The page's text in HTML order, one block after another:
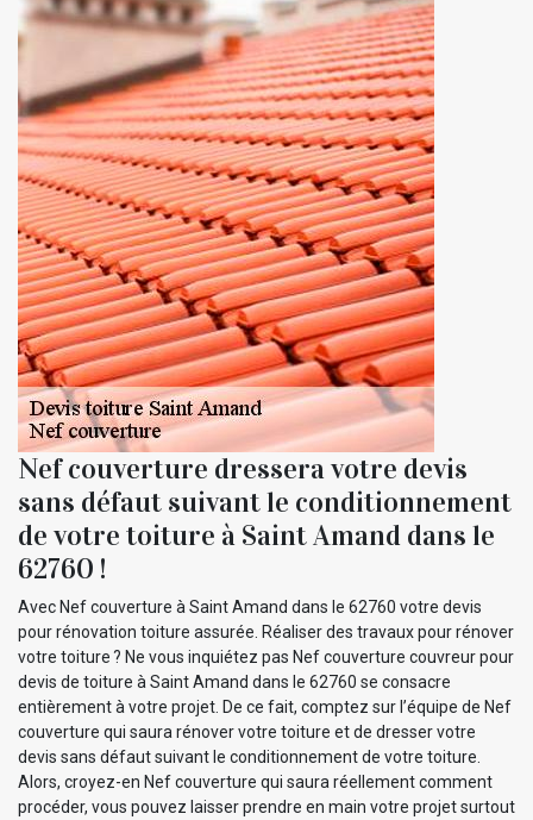
Nef couverture dressera votre devis
sans défaut suivant le conditionnement
de votre toiture à Saint Amand dans le
62760 !
Avec Nef couverture à Saint Amand dans le 62760 votre devis
pour rénovation toiture assurée. Réaliser des travaux pour rénover
votre toiture ? Ne vous inquiétez pas Nef couverture couvreur pour
devis de toiture à Saint Amand dans le 62760 se consacre
entièrement à votre projet. De ce fait, comptez sur l’équipe de Nef
couverture qui saura rénover votre toiture et de dresser votre
devis sans défaut suivant le conditionnement de votre toiture.
Alors, croyez-en Nef couverture qui saura réellement comment
procéder, vous pouvez laisser prendre en main votre projet surtout